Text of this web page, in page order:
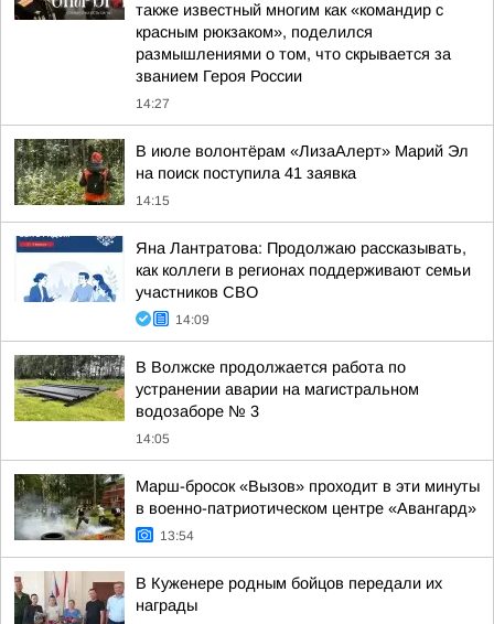
также известный многим как «командир с
красным рюкзаком», поделился
размышлениями о том, что скрывается за
званием Героя России
14:27
В июле волонтёрам «ЛизаАлерт» Марий Эл
на поиск поступила 41 заявка
14:15
Яна Лантратова: Продолжаю рассказывать,
как коллеги в регионах поддерживают семьи
участников СВО
14:09
В Волжске продолжается работа по
устранении аварии на магистральном
водозаборе № 3
14:05
Марш-бросок «Вызов» проходит в эти минуты
в военно-патриотическом центре «Авангард»
13:54
В Куженере родным бойцов передали их
награды